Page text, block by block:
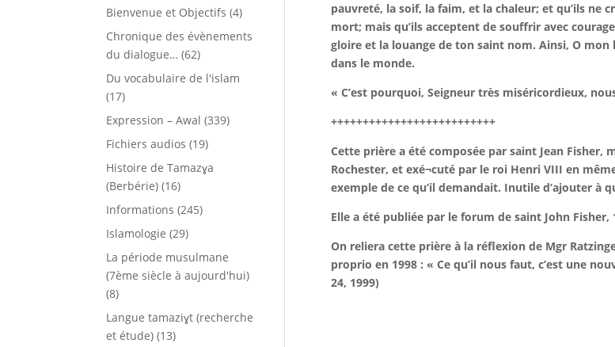
pauvreté, la soif, la faim, et la chaleur; et qu’ils ne
mort; mais qu’ils acceptent de souffrir avec
gloire et la louange de ton saint nom. Ainsi, O
dans le monde.
« C’est pourquoi, Seigneur très miséricordieux,
++++++++++++++++++++++++++
Cette prière a été composée par saint Jean Fisher,
Rochester, et exé¬cuté par le roi Henri VIII en
exemple de ce qu’il demandait. Inutile d’ajouter à
Elle a été publiée par le forum de saint John Fisher,
On reliera cette prière à la réflexion de Mgr
proprio en 1998 : « Ce qu’il nous faut, c’est une
24, 1999)
Bienvenue et Objectifs (4)
Chronique des évènements
du dialogue… (62)
Du vocabulaire de l'islam
(17)
Expression – Awal (339)
Fichiers audios (19)
Histoire de Tamazɣa
(Berbérie) (16)
Informations (245)
Islamologie (29)
La période musulmane
(7ème siècle à aujourd'hui)
(8)
Langue tamaziɣt (recherche
et étude) (13)